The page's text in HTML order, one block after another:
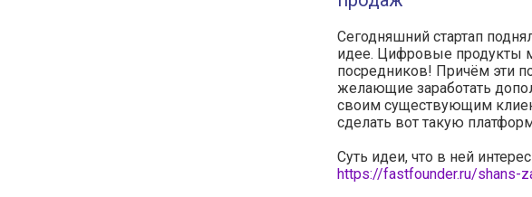
Сегодняшний стартап
идее. Цифровые продукты
посредников! Причём эти
желающие заработать
своим существующим
сделать вот такую
Суть идеи, что в ней
https://fastfounder.ru/shans-